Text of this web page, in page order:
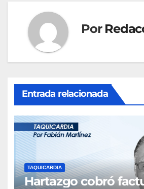
Por
Entrada relacionada
TAQUICARDIA
Hartazgo cobró